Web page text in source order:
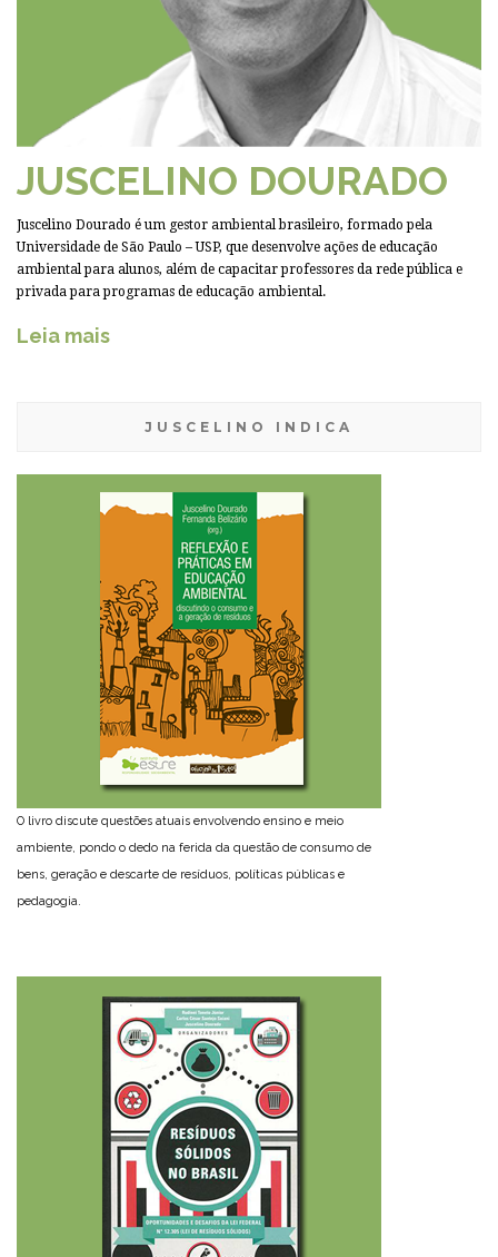
JUSCELINO DOURADO
Juscelino Dourado é um gestor ambiental brasileiro, formado pela
Universidade de São Paulo – USP, que desenvolve ações de educação
ambiental para alunos, além de capacitar professores da rede pública e
privada para programas de educação ambiental.
Leia mais
JUSCELINO INDICA
O livro discute questões atuais envolvendo ensino e meio
ambiente, pondo o dedo na ferida da questão de consumo de
bens, geração e descarte de resíduos, políticas públicas e
pedagogia.